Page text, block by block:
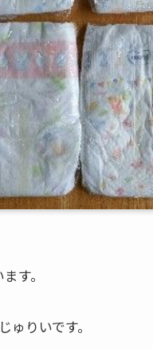
す。
りいです。